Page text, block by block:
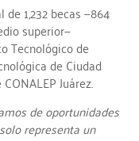
1,232 becas —864
superior—
Tecnológico de
de Ciudad
Juárez.
de oportunidades
representa un